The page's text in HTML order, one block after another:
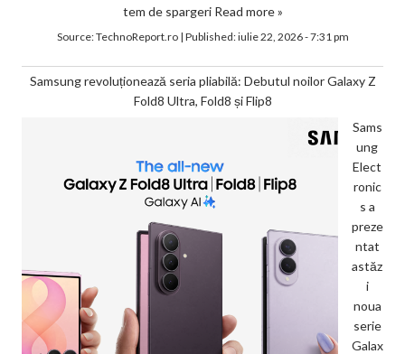
tem de spargeri Read more »
Source:TechnoReport.ro| Published:iulie 22, 2026 - 7:31 pm
Samsung revoluționează seria pliabilă: Debutul noilor Galaxy Z
Fold8 Ultra, Fold8 și Flip8
Sams
ung
Elect
ronic
s a
preze
ntat
astăz
i
noua
serie
Galax